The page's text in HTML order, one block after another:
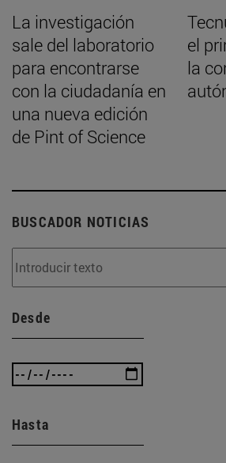
La investigación
sale del laboratorio
para encontrarse
con la ciudadanía en
una nueva edición
de Pint of Science
el
la
BUSCADOR NOTICIAS
Desde
Hasta